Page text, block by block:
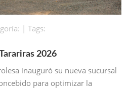
| Tags:
2026
inauguró su nueva sucursal
para optimizar la